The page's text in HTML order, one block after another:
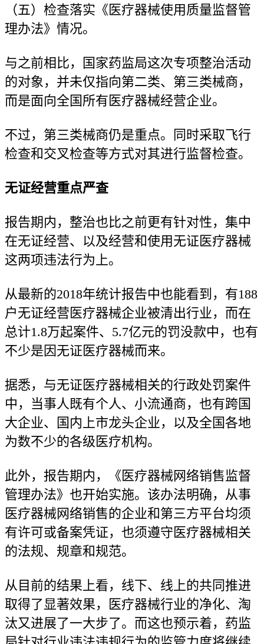
（五）检查落实《医疗器械使用质量监督管
理办法》情况。
与之前相比，国家药监局这次专项整治活动
的对象，并未仅指向第二类、第三类械商，
而是面向全国所有医疗器械经营企业。
不过，第三类械商仍是重点。同时采取飞行
检查和交叉检查等方式对其进行监督检查。
无证经营重点严查
报告期内，整治也比之前更有针对性，集中
在无证经营、以及经营和使用无证医疗器械
这两项违法行为上。
从最新的2018年统计报告中也能看到，有188
户无证经营医疗器械企业被清出行业，而在
总计1.8万起案件、5.7亿元的罚没款中，也有
不少是因无证医疗器械而来。
据悉，与无证医疗器械相关的行政处罚案件
中，当事人既有个人、小流通商，也有跨国
大企业、国内上市龙头企业，以及全国各地
为数不少的各级医疗机构。
此外，报告期内，《医疗器械网络销售监督
管理办法》也开始实施。该办法明确，从事
医疗器械网络销售的企业和第三方平台均须
有许可或备案凭证，也须遵守医疗器械相关
的法规、规章和规范。
从目前的结果上看，线下、线上的共同推进
取得了显著效果，医疗器械行业的净化、淘
汰又进展了一大步了。而这也预示着，药监